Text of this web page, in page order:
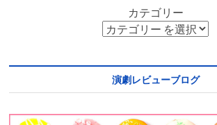
カテゴリー
演劇レビューブログ